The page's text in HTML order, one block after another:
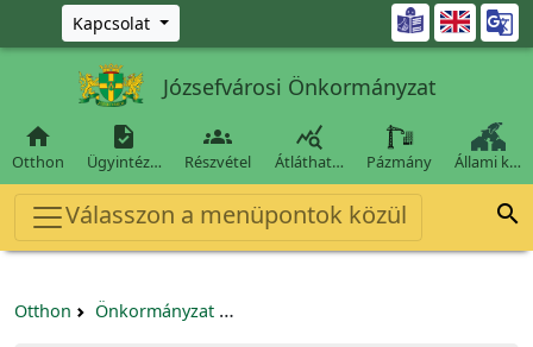
Ugrás a fő tartalomra
Kapcsolat 
Józsefvárosi Önkormányzat

Otthon

Ügyintéz…

Részvétel

Átláthat… Pázmány Állami k…
Válasszon a menüpontok közül 
Otthon Önkormányzat